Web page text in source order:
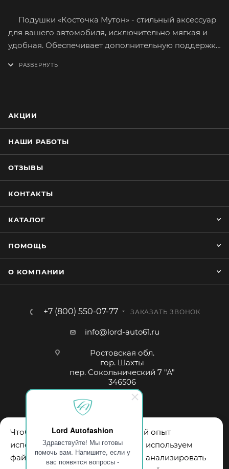
Lord Autofashion
Здравствуйте! Мы готовы
помочь вам. Напишите, если у
вас появятся вопросы -
Подушки «Косточка Мутон» - стильный аксессуар
для вашего автомобиля, исключительно мягкая и
удобная. Обеспечивает дополнительную поддержку
Лицевая сторона изготовлена из натурального
Сшита из качественных материалов приятных на
Наполнитель - холлофайбер.
застёжке «Фастекс» и прочной ленте.
АКЦИИ
НАШИ РАБОТЫ
ОТЗЫВЫ
КОНТАКТЫ
КАТАЛОГ
ПОМОЩЬ
О КОМПАНИИ
+7 (800) 550-07-77 ЗАКАЗАТЬ ЗВОНОК
info@lord-auto61.ru
Ростовская обл.
гор. Шахты
пер. Сокольнический 7 "А"
346506
Чтобы обеспечить вам наилучший опыт
использования нашего сайта, мы используем
файлы cookie. Они помогают нам анализировать